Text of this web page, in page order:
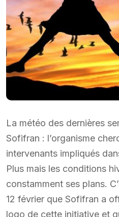
La météo des dernières
Sofifran : l’organisme
intervenants impliqués
Plus mais les conditions
constamment ses plans.
12 février que Sofifran a
logo de cette initiative et